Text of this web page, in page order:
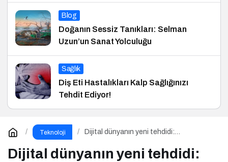
Blog
Doğanın Sessiz Tanıkları: Selman
Uzun’un Sanat Yolculuğu
Sağlık
Diş Eti Hastalıkları Kalp Sağlığınızı
Tehdit Ediyor!
Teknoloji
Dijital dünyanın yeni tehdidi:
Dijital dünyanın yeni tehdidi: